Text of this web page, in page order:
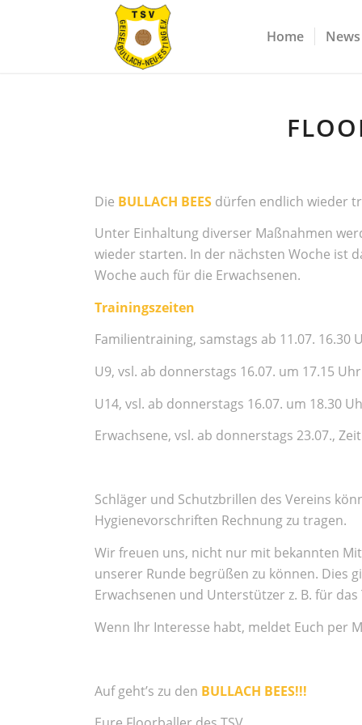
Home News
Die BULLACH BEES dürfen endlich wieder
Unter Einhaltung diverser Maßnahmen
wieder starten. In der nächsten Woche ist
Woche auch für die Erwachsenen.
Trainingszeiten
Familientraining, samstags ab 11.07. 16.30
U9, vsl. ab donnerstags 16.07. um 17.15 Uhr
U14, vsl. ab donnerstags 16.07. um 18.30
Erwachsene, vsl. ab donnerstags 23.07.,
Schläger und Schutzbrillen des Vereins
Hygienevorschriften Rechnung zu tragen.
Wir freuen uns, nicht nur mit bekannten
unserer Runde begrüßen zu können. Dies
Erwachsenen und Unterstützer z. B. für das
Wenn Ihr Interesse habt, meldet Euch per
Auf geht’s zu den BULLACH BEES!!!